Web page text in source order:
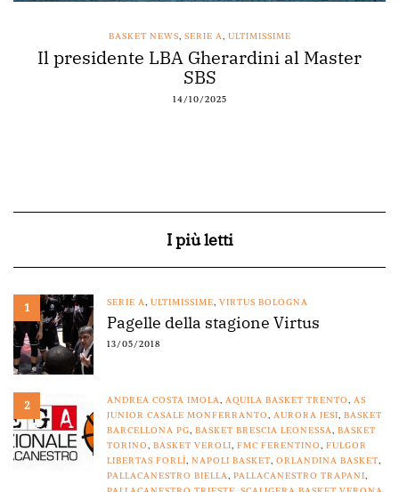
BASKET NEWS SERIE A ULTIMISSIME
Il presidente LBA Gherardini al Master
SBS
14/10/2025
I più letti
1 SERIE A ULTIMISSIME VIRTUS BOLOGNA
Pagelle della stagione Virtus
13/05/2018
2 ANDREA COSTA IMOLA AQUILA BASKET TRENTO
AS
JUNIOR CASALE MONFERRANTO
AURORA JESI BASKET
BARCELLONA PG BASKET BRESCIA LEONESSA
BASKET
TORINO
BASKET VEROLI FMC FERENTINO
FULGOR
LIBERTAS FORLÌ NAPOLI BASKET ORLANDINA BASKET
PALLACANESTRO BIELLA
PALLACANESTRO TRAPANI